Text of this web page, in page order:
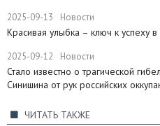
2025-09-13 Новости
Красивая улыбка – ключ к успеху
2025-09-12 Новости
Стало известно о трагической
Синишина от рук российских
ЧИТАТЬ ТАКЖЕ